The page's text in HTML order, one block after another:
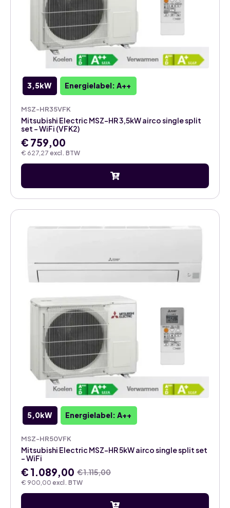
3,5kW Energielabel: A++
MSZ-HR35VFK
€ 627,27 excl. BTW
Mitsubishi Electric MSZ-HR 3,5kW airco single split
set – WiFi (VFK2)
€ 759,00
5,0kW Energielabel: A++
MSZ-HR50VFK
€ 900,00 excl. BTW
Mitsubishi Electric MSZ-HR 5kW airco single split set
– WiFi
€1.115,00
Oorspronkelijke
prijs
was:
€ 1.089,00
Huidige
prijs
is: